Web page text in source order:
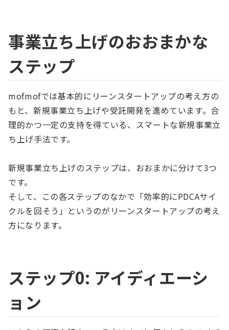
事業立ち上げのおおまかな
ステップ
mofmofでは基本的にリーンスタートアップの考え方の
もと、新規事業立ち上げや受託開発を進めています。合
理的かつ一定の支持を得ている、スマートな新規事業立
ち上げ手法です。
新規事業立ち上げのステップは、おおまかに分けて3つ
です。
そして、この各ステップのなかで「効率的にPDCAサイ
クルを回そう」というのがリーンスタートアップの考え
方になります。
ステップ0: アイディエーシ
ョン